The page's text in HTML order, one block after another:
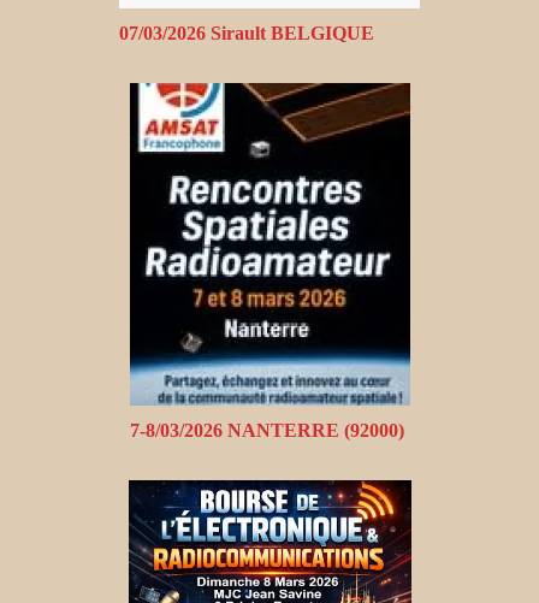
07/03/2026 Sirault BELGIQUE
7-8/03/2026 NANTERRE (92000)